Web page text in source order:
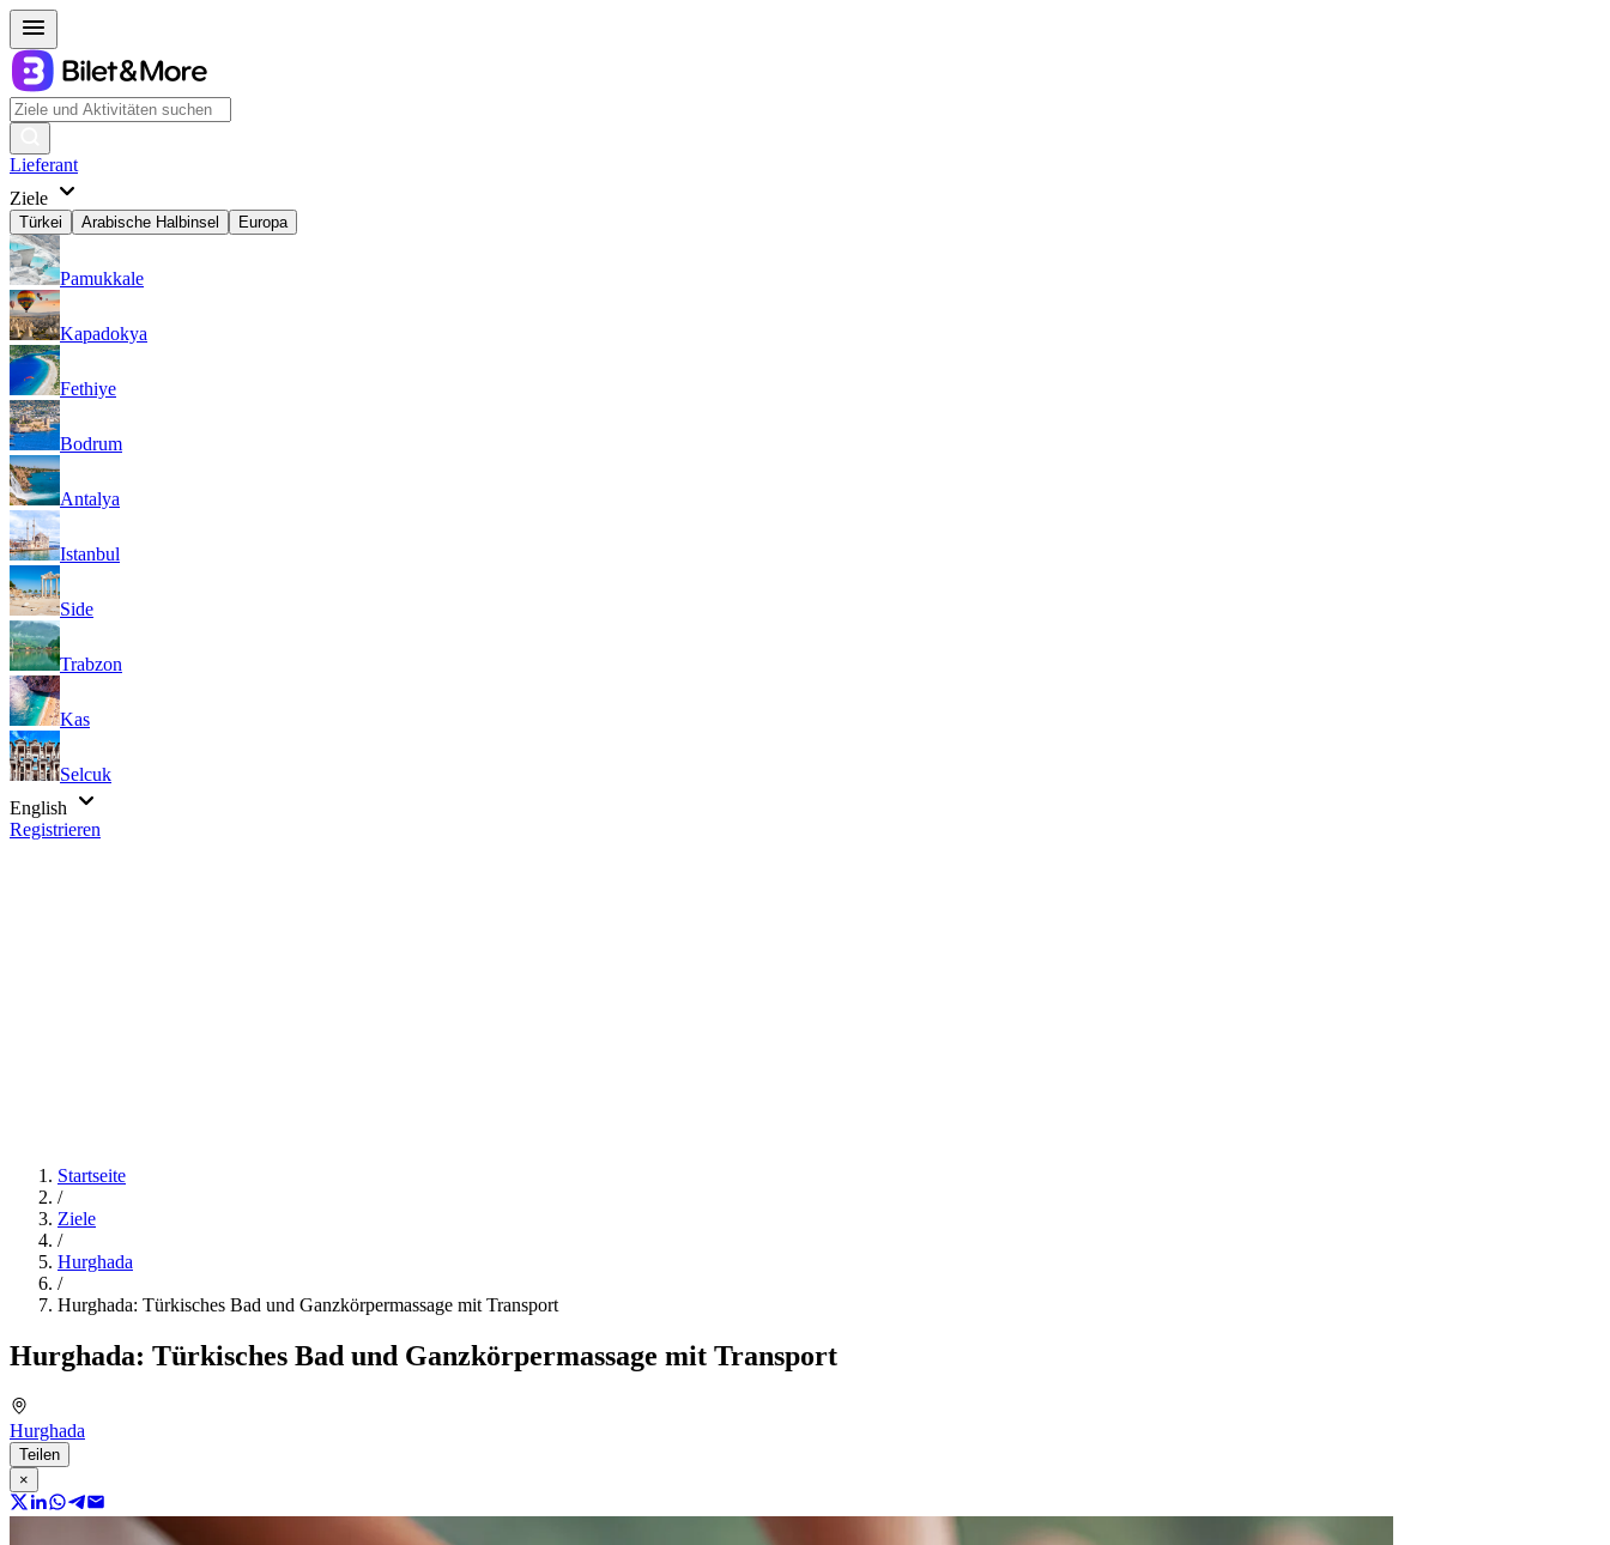
Lieferant
Ziele
Türkei Arabische Halbinsel Europa
Pamukkale
Kapadokya
Fethiye
Bodrum
Antalya
Istanbul
Side
Trabzon
Kas
Selcuk
English
Registrieren
Startseite
/
Ziele
/
Hurghada
/
Hurghada: Türkisches Bad und Ganzkörpermassage mit Transport
Hurghada: Türkisches Bad und Ganzkörpermassage mit Transport
Hurghada
Teilen
×